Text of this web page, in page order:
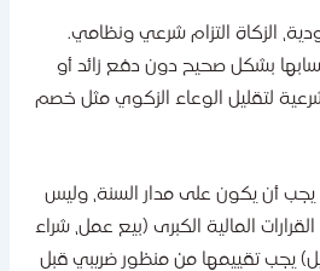
التزام شرعي ونظامي.
بشكل صحيح دون دفع زائد أو
لتقليل الوعاء الزكوي مثل خصم
أن يكون على مدار السنة، وليس
المالية الكبرى (بيع عمل، شراء
تقييمها من منظور ضريبي قبل